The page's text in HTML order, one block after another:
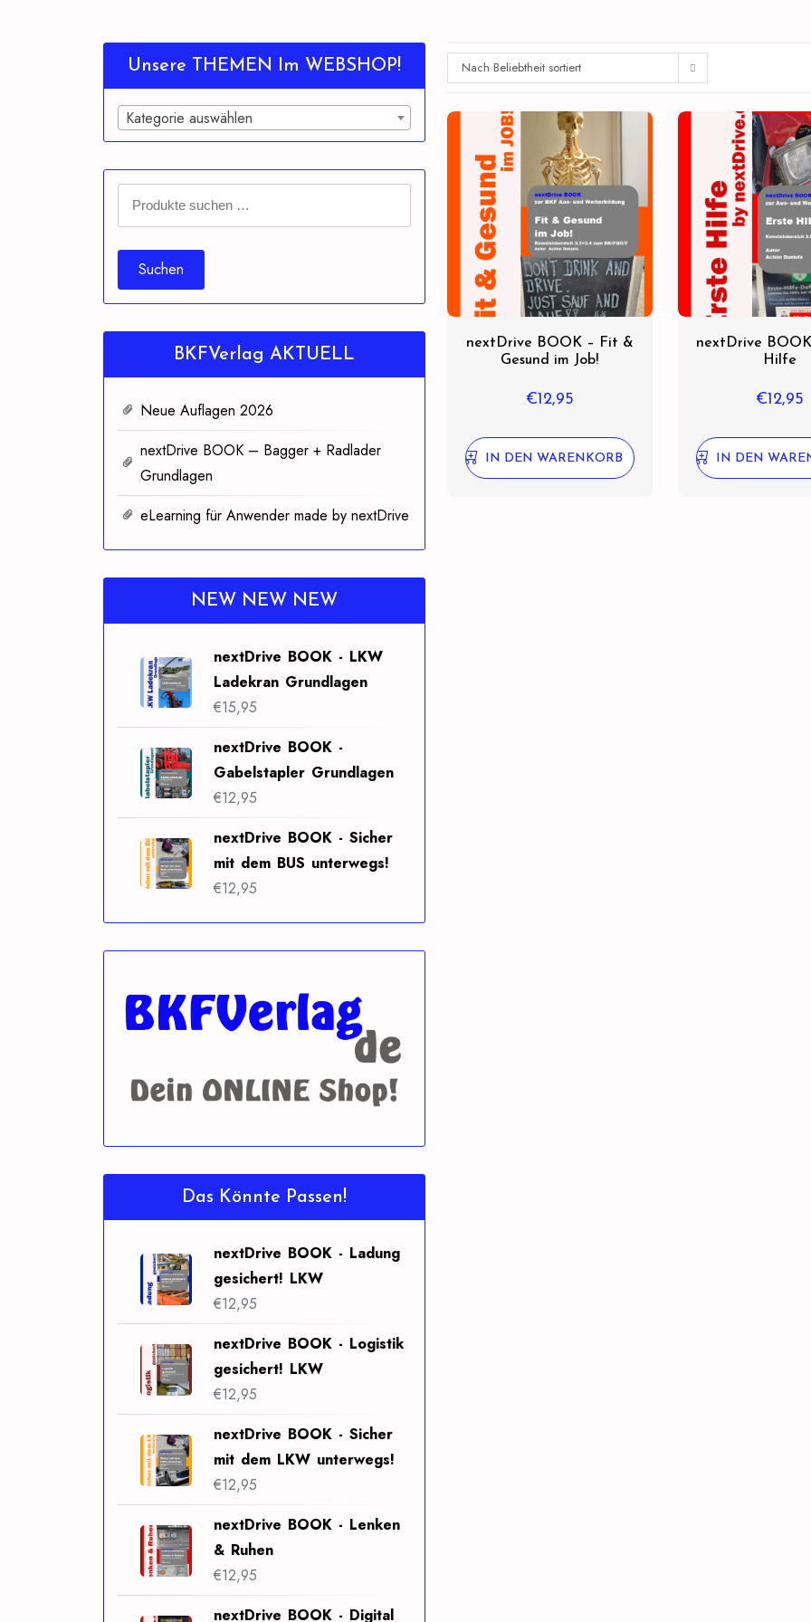
Nach Beliebtheit sortiert
nextDrive BOOK – Fit &
Gesund im Job!
€12,95
IN DEN WARENKORB
nextDrive
Hilfe
€12,95
IN DEN
Unsere THEMEN Im WEBSHOP!
Kategorie auswählen
Suchen
nach:
Suchen
BKFVerlag AKTUELL
Neue Auflagen 2026
nextDrive BOOK – Bagger + Radlader
Grundlagen
eLearning für Anwender made by nextDrive
NEW NEW NEW
nextDrive BOOK - LKW
Ladekran Grundlagen
€15,95
nextDrive BOOK -
Gabelstapler Grundlagen
€12,95
nextDrive BOOK - Sicher
mit dem BUS unterwegs!
€12,95
Das Könnte Passen!
nextDrive BOOK - Ladung
gesichert! LKW
€12,95
nextDrive BOOK - Logistik
gesichert! LKW
€12,95
nextDrive BOOK - Sicher
mit dem LKW unterwegs!
€12,95
nextDrive BOOK - Lenken
& Ruhen
€12,95
nextDrive BOOK - Digital